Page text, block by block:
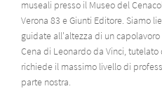
museali presso il Museo del
Verona 83 e Giunti Editore. Siamo
guidate all'altezza di un
Cena di Leonardo da Vinci,
richiede il massimo livello di
parte nostra.